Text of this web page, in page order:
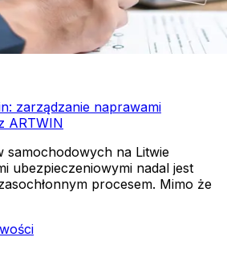
zarządzanie naprawami
ARTWIN
samochodowych na Litwie
ubezpieczeniowymi nadal jest
procesem. Mimo że